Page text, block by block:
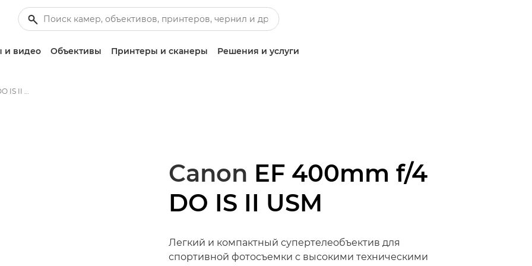
и видео Объективы Принтеры и сканеры Решения и услуги
Canon EF 400mm f/4 DO IS II USM - Lenses - Camera & Photo lenses
Canon EF 400mm f/4
DO IS II USM
Легкий и компактный супертелеобъектив для
спортивной фотосъемки с высокими техническими